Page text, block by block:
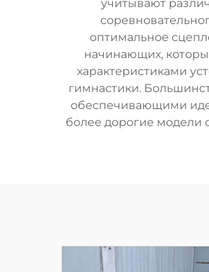
учитывают
оптимальное
начинающих,
характеристиками
гимнастики.
обеспечивающими
более дорогие модели